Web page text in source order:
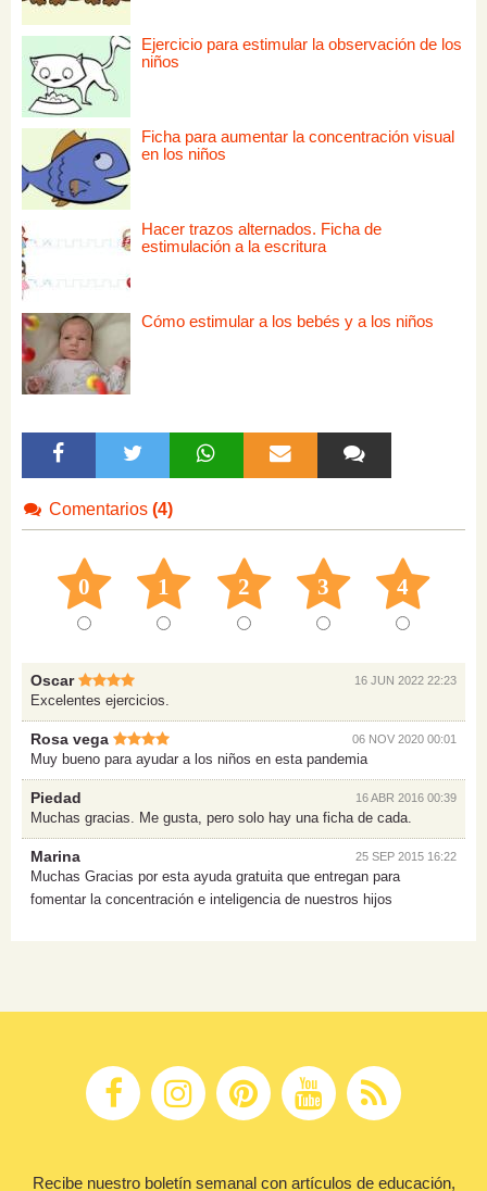
Ejercicio para estimular la observación de los
niños
Ficha para aumentar la concentración visual
en los niños
Hacer trazos alternados. Ficha de
estimulación a la escritura
Cómo estimular a los bebés y a los niños
Comentarios (4)
0 1 2 3 4
16 JUN 2022 22:23
Oscar
Excelentes ejercicios.
06 NOV 2020 00:01
Rosa vega
Muy bueno para ayudar a los niños en esta pandemia
16 ABR 2016 00:39
Piedad
Muchas gracias. Me gusta, pero solo hay una ficha de cada.
25 SEP 2015 16:22
Marina
Muchas Gracias por esta ayuda gratuita que entregan para
fomentar la concentración e inteligencia de nuestros hijos
Recibe nuestro boletín semanal con artículos de educación,